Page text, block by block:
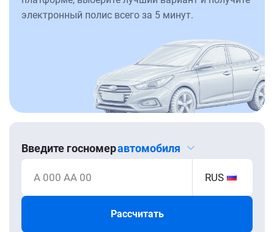
электронный полис всего за 5 минут.
Введите госномеравтомобиля
А 000 АА 00 RUS
Рассчитать